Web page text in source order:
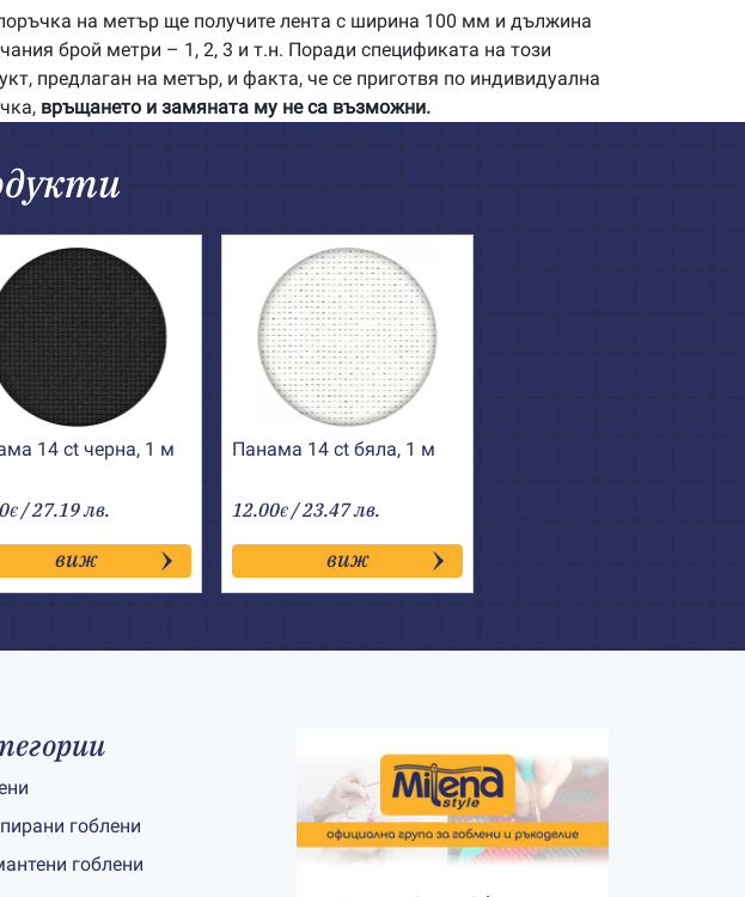
на метър ще получите лента с ширина 100 мм и дължина
брой метри – 1, 2, 3 и т.н. Поради спецификата на този
предлаган на метър, и факта, че се приготвя по индивидуална
връщането и замяната му не са възможни.
14 ct черна, 1 м
€ / 27.19 лв.
виж
Панама 14 ct бяла, 1 м
12.00€ / 23.47 лв.
виж
гоблени
гоблени